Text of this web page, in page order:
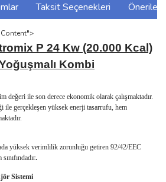
Taksit Seçenekleri
P 24 Kw (20.000 Kcal)
Kombi
ile son derece ekonomik olarak çalışmaktadır.
gerçekleşen yüksek enerji tasarrufu, hem
yüksek verimlilik zorunluğu getiren 92/42/EEC
.
Sistemi